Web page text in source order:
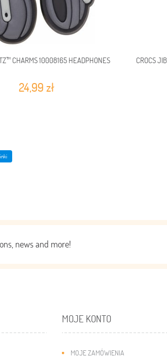
CHARMS 10008165 HEADPHONES
24,99 zł
CROCS
news and more!
MOJE KONTO
MOJE ZAMÓWIENIA